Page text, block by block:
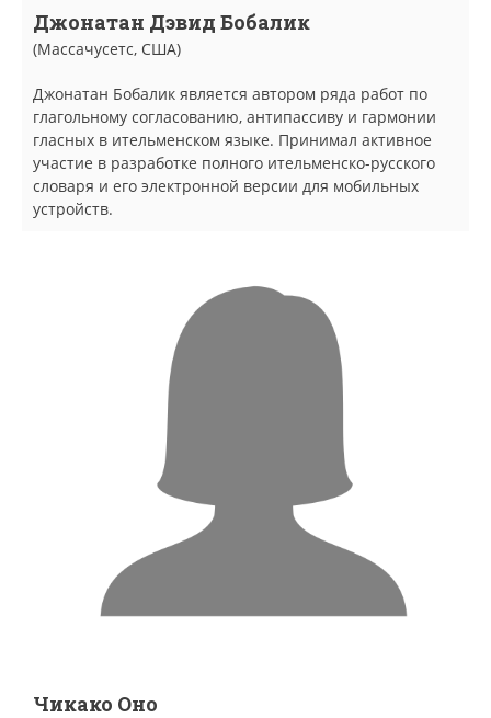
Джонатан Дэвид Бобалик
(Массачусетс, США)
Джонатан Бобалик является автором ряда работ по
глагольному согласованию, антипассиву и гармонии
гласных в ительменском языке. Принимал активное
участие в разработке полного ительменско-русского
словаря и его электронной версии для мобильных
устройств.
Чикако Оно